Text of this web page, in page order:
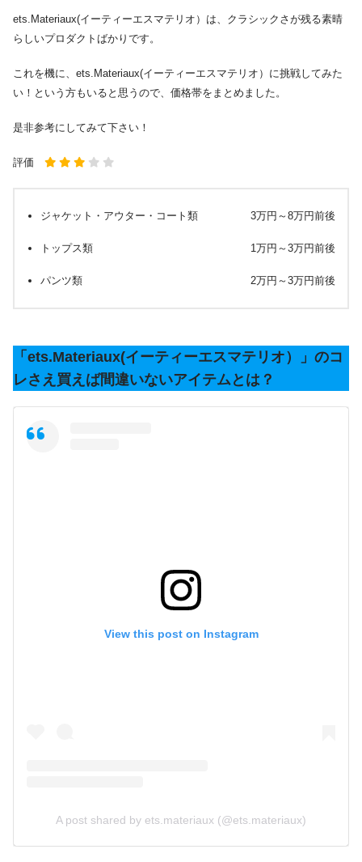
ets.Materiaux(イーティーエスマテリオ）は、クラシックさが残る素晴
らしいプロダクトばかりです。
これを機に、ets.Materiaux(イーティーエスマテリオ）に挑戦してみた
い！という方もいると思うので、価格帯をまとめました。
是非参考にしてみて下さい！
評価
ジャケット・アウター・コート類 3万円～8万円前後
トップス類 1万円～3万円前後
パンツ類 2万円～3万円前後
「ets.Materiaux(イーティーエスマテリオ）」のコ
レさえ買えば間違いないアイテムとは？
View this post on Instagram
A post shared by ets.materiaux (@ets.materiaux)